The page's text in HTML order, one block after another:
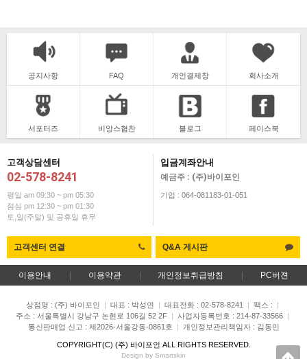
공지사항 FAQ 개인결제창 회사소개
서포터즈 비앙스협찬 블로그 페이스북
고객상담센터
02-578-8241
평일 am 09:30 ~ pm 05:30
점심 pm 12:30 ~ pm 01:30
토,일(주말) 및 공휴일 휴무
입금계좌안내
예금주 : (주)바이포인
기업 : 064-081183-01-051
고객센터 연결 Q&A 게시판
이용안내 | 이용약관 | 개인정보취급방침 | PC버젼
상점명 : (주) 바이포인 | 대표 : 박성연 | 대표전화 : 02-578-8241 | 팩스 :
|
주소 : 서울특별시 강남구 논현로 106길 52 2F | 사업자등록번호 : 214-87-33566 |
통신판매업 신고 : 제2026-서울강동-0861호
| 개인정보관리책임자 : 김동민
COPYRIGHT(C) (주) 바이포인 ALL RIGHTS RESERVED.